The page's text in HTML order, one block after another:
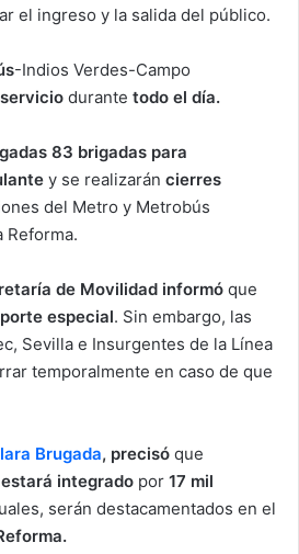
el ingreso y la salida del público.
-Indios Verdes-Campo
durante todo el día.
83 brigadas para
y se realizarán cierres
del Metro y Metrobús
Reforma.
de Movilidad informó que
especial. Sin embargo, las
Sevilla e Insurgentes de la Línea
temporalmente en caso de que
Brugada, precisó que
integrado por 17 mil
serán destacamentados en el